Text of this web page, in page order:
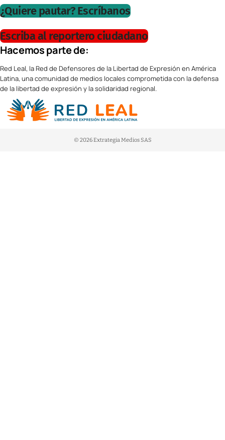
¿Quiere pautar? Escríbanos
Escriba al reportero ciudadano
Hacemos parte de:
Red Leal, la Red de Defensores de la Libertad de Expresión en América
Latina, una comunidad de medios locales comprometida con la defensa
de la libertad de expresión y la solidaridad regional.
© 2026 Extrategia Medios SAS